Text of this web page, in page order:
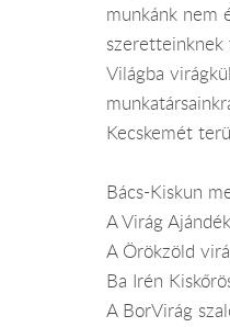
munkánk nem
szeretteinknek
Világba
Kecskemét
Bács-Kiskun
A Virág
A Örökzöld
Ba Irén
A BorVirág